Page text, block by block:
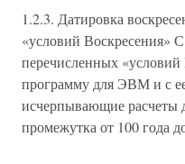
1.2.3. Датировка
«условий Воскресения»
перечисленных
программу для ЭВМ и с
исчерпывающие расчеты
промежутка от 100 года